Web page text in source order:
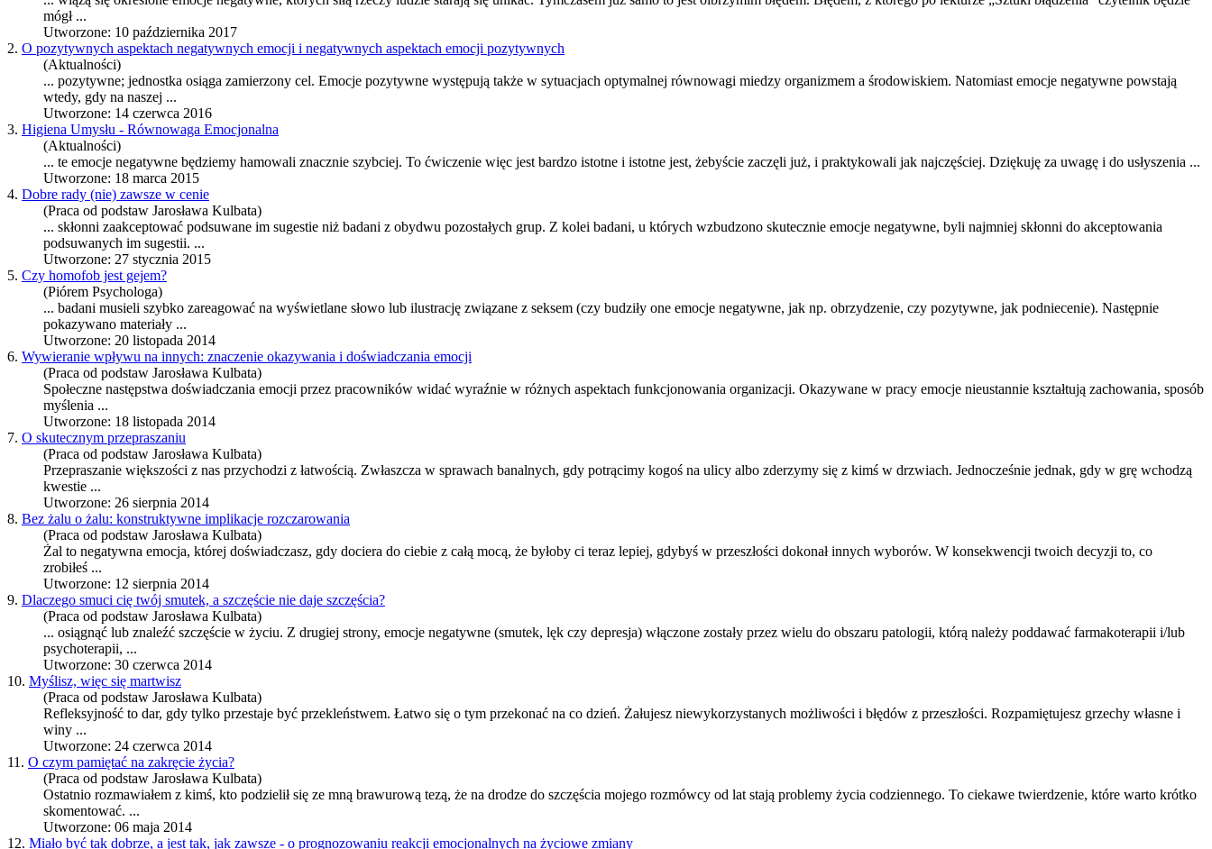
mógł ...
Utworzone: 10 października 2017
2. O pozytywnych aspektach negatywnych emocji i negatywnych aspektach emocji pozytywnych
(Aktualności)
... pozytywne; jednostka osiąga zamierzony cel. Emocje pozytywne występują także w sytuacjach optymalnej równowagi miedzy organizmem a środowiskiem. Natomiast emocje negatywne powstają
wtedy, gdy na naszej ...
Utworzone: 14 czerwca 2016
3. Higiena Umysłu - Równowaga Emocjonalna
(Aktualności)
... te emocje negatywne będziemy hamowali znacznie szybciej. To ćwiczenie więc jest bardzo istotne i istotne jest, żebyście zaczęli już, i praktykowali jak najczęściej. Dziękuję za uwagę i do usłyszenia ...
Utworzone: 18 marca 2015
4. Dobre rady (nie) zawsze w cenie
(Praca od podstaw Jarosława Kulbata)
... skłonni zaakceptować podsuwane im sugestie niż badani z obydwu pozostałych grup. Z kolei badani, u których wzbudzono skutecznie emocje negatywne, byli najmniej skłonni do akceptowania
podsuwanych im sugestii. ...
Utworzone: 27 stycznia 2015
5. Czy homofob jest gejem?
(Piórem Psychologa)
... badani musieli szybko zareagować na wyświetlane słowo lub ilustrację związane z seksem (czy budziły one emocje negatywne, jak np. obrzydzenie, czy pozytywne, jak podniecenie). Następnie
pokazywano materiały ...
Utworzone: 20 listopada 2014
6. Wywieranie wpływu na innych: znaczenie okazywania i doświadczania emocji
(Praca od podstaw Jarosława Kulbata)
Społeczne następstwa doświadczania emocji przez pracowników widać wyraźnie w różnych aspektach funkcjonowania organizacji. Okazywane w pracy emocje nieustannie kształtują zachowania, sposób
myślenia ...
Utworzone: 18 listopada 2014
7. O skutecznym przepraszaniu
(Praca od podstaw Jarosława Kulbata)
Przepraszanie większości z nas przychodzi z łatwością. Zwłaszcza w sprawach banalnych, gdy potrącimy kogoś na ulicy albo zderzymy się z kimś w drzwiach. Jednocześnie jednak, gdy w grę wchodzą
kwestie ...
Utworzone: 26 sierpnia 2014
8. Bez żalu o żalu: konstruktywne implikacje rozczarowania
(Praca od podstaw Jarosława Kulbata)
Żal to negatywna emocja, której doświadczasz, gdy dociera do ciebie z całą mocą, że byłoby ci teraz lepiej, gdybyś w przeszłości dokonał innych wyborów. W konsekwencji twoich decyzji to, co
zrobiłeś ...
Utworzone: 12 sierpnia 2014
9. Dlaczego smuci cię twój smutek, a szczęście nie daje szczęścia?
(Praca od podstaw Jarosława Kulbata)
... osiągnąć lub znaleźć szczęście w życiu. Z drugiej strony, emocje negatywne (smutek, lęk czy depresja) włączone zostały przez wielu do obszaru patologii, którą należy poddawać farmakoterapii i/lub
psychoterapii, ...
Utworzone: 30 czerwca 2014
10. Myślisz, więc się martwisz
(Praca od podstaw Jarosława Kulbata)
Refleksyjność to dar, gdy tylko przestaje być przekleństwem. Łatwo się o tym przekonać na co dzień. Żałujesz niewykorzystanych możliwości i błędów z przeszłości. Rozpamiętujesz grzechy własne i
winy ...
Utworzone: 24 czerwca 2014
11. O czym pamiętać na zakręcie życia?
(Praca od podstaw Jarosława Kulbata)
Ostatnio rozmawiałem z kimś, kto podzielił się ze mną brawurową tezą, że na drodze do szczęścia mojego rozmówcy od lat stają problemy życia codziennego. To ciekawe twierdzenie, które warto krótko
skomentować. ...
Utworzone: 06 maja 2014
12. Miało być tak dobrze, a jest tak, jak zawsze - o prognozowaniu reakcji emocjonalnych na życiowe zmiany